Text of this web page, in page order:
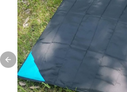
Previous slide